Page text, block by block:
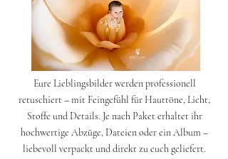
Eure Lieblingsbilder werden professionell
retuschiert – mit Feingefühl für Hauttöne, Licht,
Stoffe und Details. Je nach Paket erhaltet ihr
hochwertige Abzüge, Dateien oder ein Album –
liebevoll verpackt und direkt zu euch geliefert.